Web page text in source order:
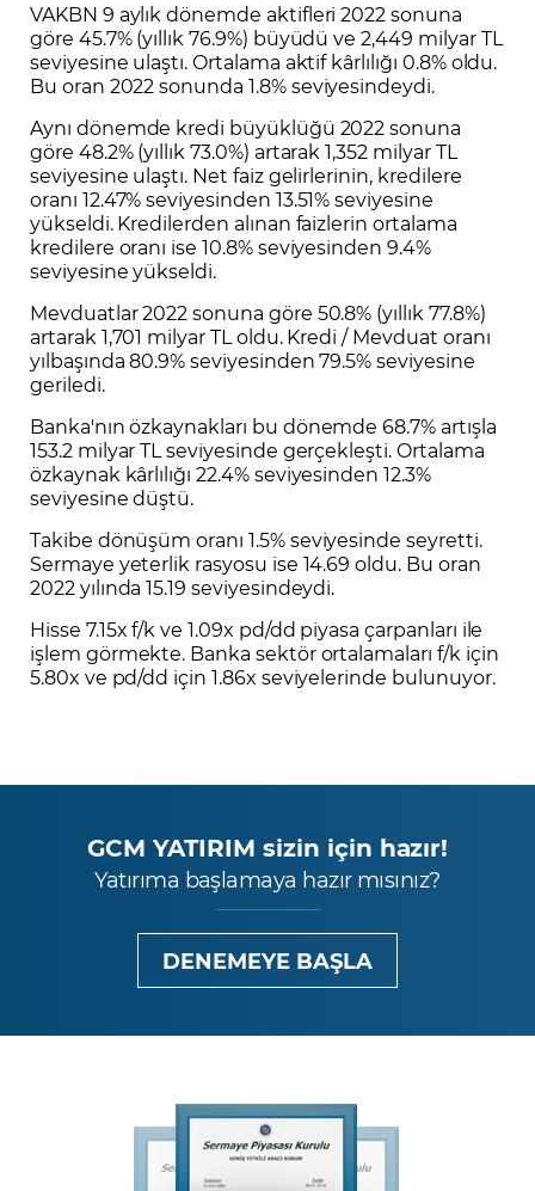
VAKBN 9 aylık dönemde aktifleri 2022 sonuna
göre 45.7% (yıllık 76.9%) büyüdü ve 2,449 milyar TL
seviyesine ulaştı. Ortalama aktif kârlılığı 0.8% oldu.
Bu oran 2022 sonunda 1.8% seviyesindeydi.
Aynı dönemde kredi büyüklüğü 2022 sonuna
göre 48.2% (yıllık 73.0%) artarak 1,352 milyar TL
seviyesine ulaştı. Net faiz gelirlerinin, kredilere
oranı 12.47% seviyesinden 13.51% seviyesine
yükseldi. Kredilerden alınan faizlerin ortalama
kredilere oranı ise 10.8% seviyesinden 9.4%
seviyesine yükseldi.
Mevduatlar 2022 sonuna göre 50.8% (yıllık 77.8%)
artarak 1,701 milyar TL oldu. Kredi / Mevduat oranı
yılbaşında 80.9% seviyesinden 79.5% seviyesine
geriledi.
Banka'nın özkaynakları bu dönemde 68.7% artışla
153.2 milyar TL seviyesinde gerçekleşti. Ortalama
özkaynak kârlılığı 22.4% seviyesinden 12.3%
seviyesine düştü.
Takibe dönüşüm oranı 1.5% seviyesinde seyretti.
Sermaye yeterlik rasyosu ise 14.69 oldu. Bu oran
2022 yılında 15.19 seviyesindeydi.
Hisse 7.15x f/k ve 1.09x pd/dd piyasa çarpanları ile
işlem görmekte. Banka sektör ortalamaları f/k için
5.80x ve pd/dd için 1.86x seviyelerinde bulunuyor.
GCM YATIRIM sizin için hazır!
Yatırıma başlamaya hazır mısınız?
DENEMEYE BAŞLA